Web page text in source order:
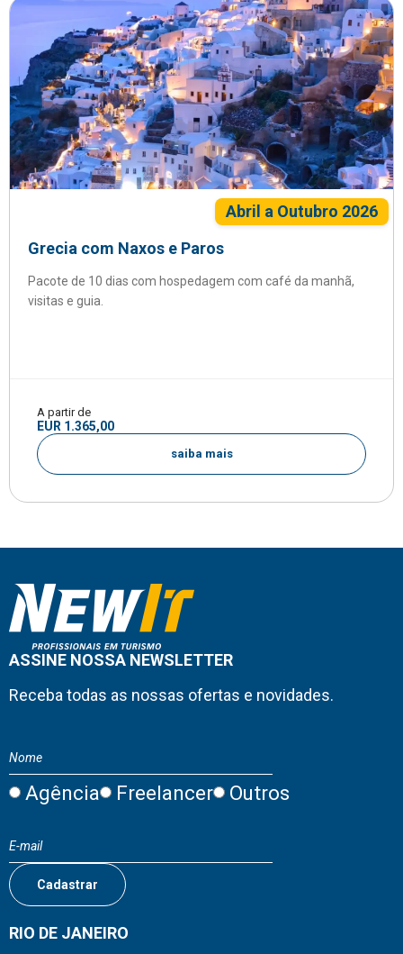
Abril a Outubro 2026
Grecia com Naxos e Paros
Pacote de 10 dias com hospedagem com café da manhã,
visitas e guia.
A partir de
EUR 1.365,00
saiba mais
ASSINE NOSSA NEWSLETTER
Receba todas as nossas ofertas e novidades.
Agência Freelancer Outros
RIO DE JANEIRO